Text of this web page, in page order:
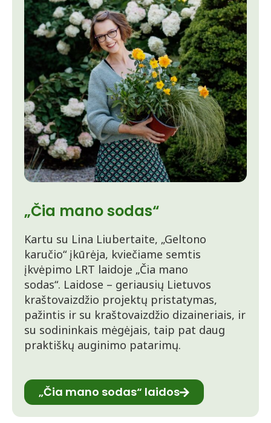
„Čia mano sodas“
Kartu su Lina Liubertaite, „Geltono
karučio“ įkūrėja, kviečiame semtis
įkvėpimo LRT laidoje „Čia mano
sodas“. Laidose – geriausių Lietuvos
kraštovaizdžio projektų pristatymas,
pažintis ir su kraštovaizdžio dizaineriais, ir
su sodininkais mėgėjais, taip pat daug
praktiškų auginimo patarimų.
„Čia mano sodas“ laidos